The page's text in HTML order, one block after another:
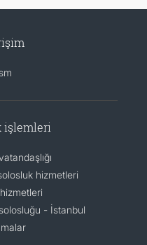
işlemleri
hizmetleri
- İstanbul